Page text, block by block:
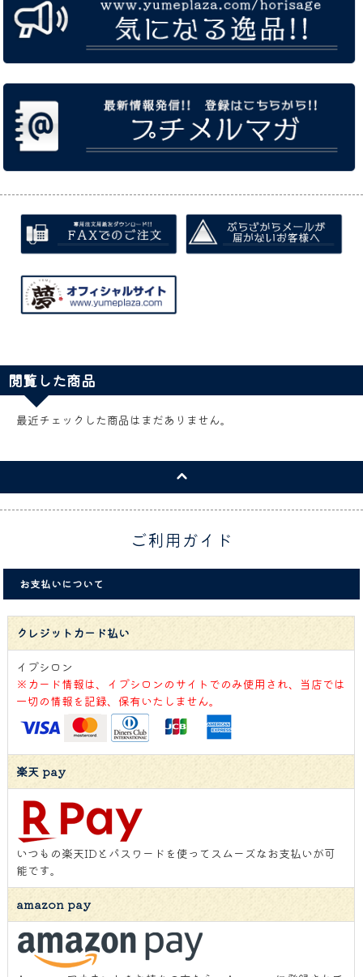
閲覧した商品
最近チェックした商品はまだありません。
ご利用ガイド
お支払いについて
クレジットカード払い
イプシロン
※カード情報は、イプシロンのサイトでのみ使用され、当店では
一切の情報を記録、保有いたしません。
楽天 pay
いつもの楽天IDとパスワードを使ってスムーズなお支払いが可
能です。
amazon pay